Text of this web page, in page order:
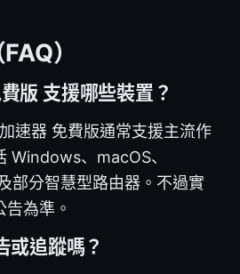
）
版 支援哪些裝置？
速器 免費版通常支援主流作
Windows、macOS、
部分智慧型路由器。不過實
為準。
或追蹤嗎？